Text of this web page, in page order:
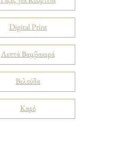
Digital Print
Λεπτά Βαμβακερά
Βελούδα
Καρό